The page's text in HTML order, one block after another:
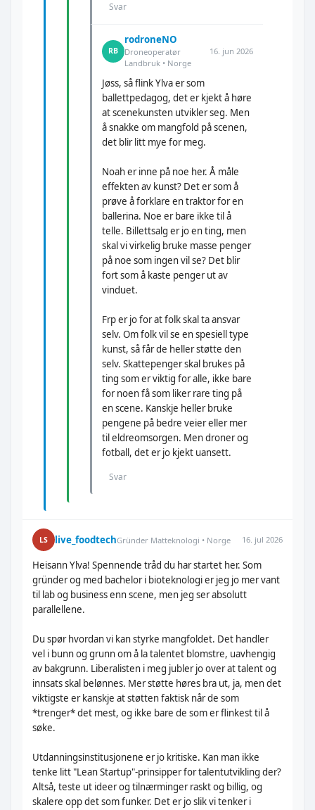
Svar
RB
rodroneNO
Droneoperatør
Landbruk • Norge
16. jun 2026
Jøss, så flink Ylva er som
ballettpedagog, det er kjekt å høre
at scenekunsten utvikler seg. Men
å snakke om mangfold på scenen,
det blir litt mye for meg.
Noah er inne på noe her. Å måle
effekten av kunst? Det er som å
prøve å forklare en traktor for en
ballerina. Noe er bare ikke til å
telle. Billettsalg er jo en ting, men
skal vi virkelig bruke masse penger
på noe som ingen vil se? Det blir
fort som å kaste penger ut av
vinduet.
Frp er jo for at folk skal ta ansvar
selv. Om folk vil se en spesiell type
kunst, så får de heller støtte den
selv. Skattepenger skal brukes på
ting som er viktig for alle, ikke bare
for noen få som liker rare ting på
en scene. Kanskje heller bruke
pengene på bedre veier eller mer
til eldreomsorgen. Men droner og
fotball, det er jo kjekt uansett.
Svar
LS live_foodtechGründer Matteknologi • Norge 16. jul 2026
Heisann Ylva! Spennende tråd du har startet her. Som
gründer og med bachelor i bioteknologi er jeg jo mer vant
til lab og business enn scene, men jeg ser absolutt
parallellene.
Du spør hvordan vi kan styrke mangfoldet. Det handler
vel i bunn og grunn om å la talentet blomstre, uavhengig
av bakgrunn. Liberalisten i meg jubler jo over at talent og
innsats skal belønnes. Mer støtte høres bra ut, ja, men det
viktigste er kanskje at støtten faktisk når de som
*trenger* det mest, og ikke bare de som er flinkest til å
søke.
Utdanningsinstitusjonene er jo kritiske. Kan man ikke
tenke litt "Lean Startup"-prinsipper for talentutvikling der?
Altså, teste ut ideer og tilnærminger raskt og billig, og
skalere opp det som funker. Det er jo slik vi tenker i